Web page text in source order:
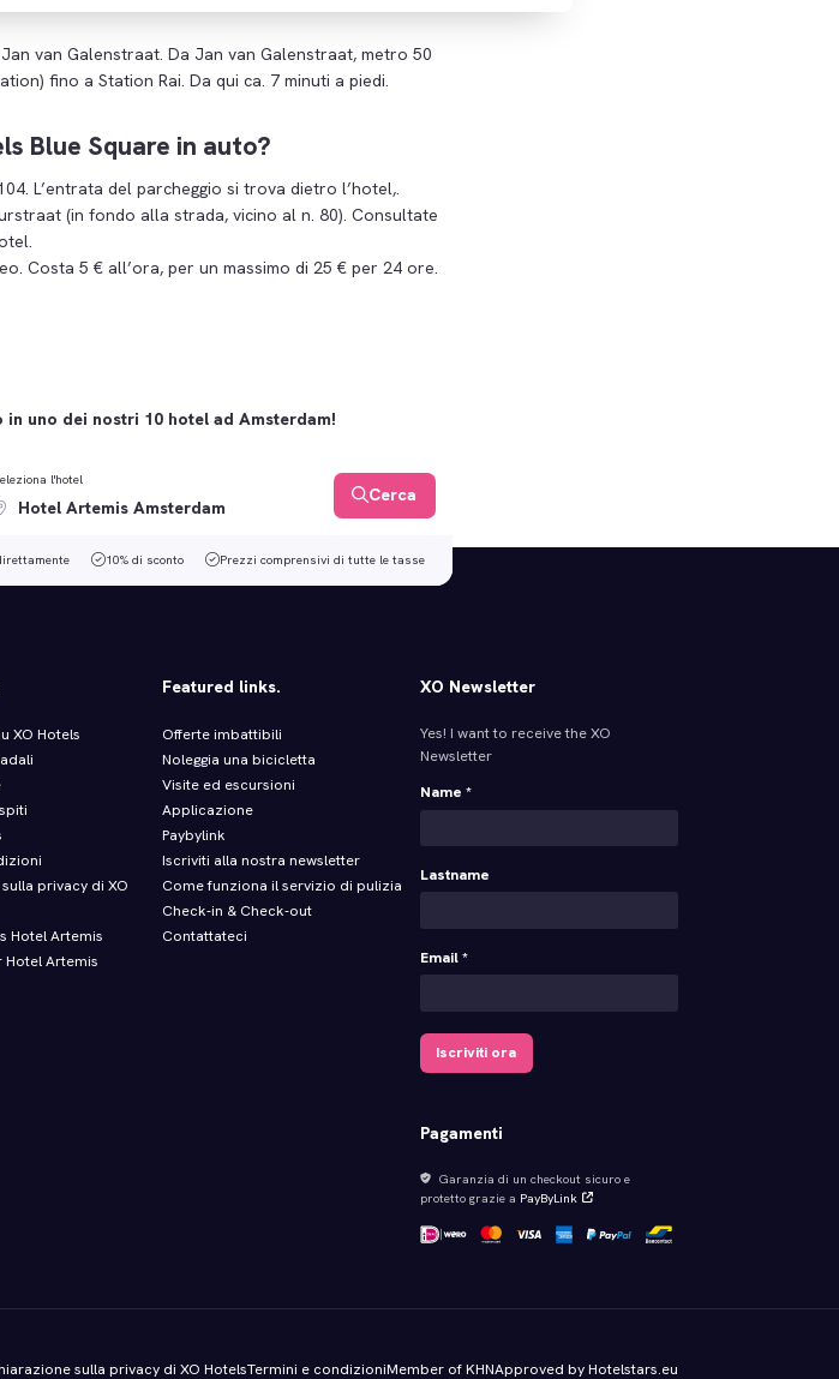
van Galenstraat. Da Jan van Galenstraat, metro 50
fino a Station Rai. Da qui ca. 7 minuti a piedi.
Blue Square in auto?
L’entrata del parcheggio si trova dietro l’hotel,.
(in fondo alla strada, vicino al n. 80). Consultate
Costa 5 € all’ora, per un massimo di 25 € per 24 ore.
uno dei nostri 10 hotel ad Amsterdam!
l'hotel
Cerca
10% di sconto Prezzi comprensivi di tutte le tasse
XO Hotels
privacy di XO
Hotel Artemis
Hotel Artemis
Featured links.
Offerte imbattibili
Noleggia una bicicletta
Visite ed escursioni
Applicazione
Paybylink
Iscriviti alla nostra newsletter
Come funziona il servizio di pulizia
Check‑in & Check‑out
Contattateci
XO Newsletter
Yes! I want to receive the XO
Newsletter
Name *
Lastname
Email *
Iscriviti ora
Pagamenti
Garanzia di un checkout sicuro e
protetto grazie a PayByLink
sulla privacy di XO HotelsTermini e condizioniMember of KHNApproved by Hotelstars.eu